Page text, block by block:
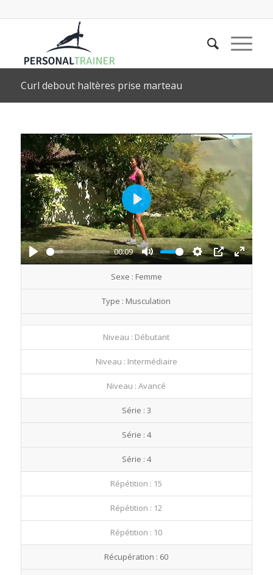
Curl debout haltères prise marteau
Play
00:09
Mute
Settings
PIP
Enter
Play
Sexe : Femme
Type : Musculation
Niveau : Débutant
Niveau : Intermédiaire
Niveau : Avancé
Série : 3
Série : 4
Série : 4
Répétition : 15
Répétition : 12
Répétition : 10
Récupération : 60